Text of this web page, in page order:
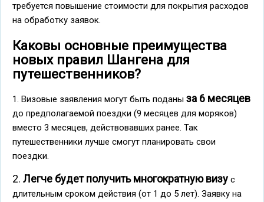
требуется повышение стоимости для покрытия расходов
на обработку заявок.
Каковы основные преимущества
новых правил Шангена для
путешественников?
1. Визовые заявления могут быть поданы за 6 месяцев
до предполагаемой поездки (9 месяцев для моряков)
вместо 3 месяцев, действовавших ранее. Так
путешественники лучше смогут планировать свои
поездки.
2. Легче будет получить многократную визу с
длительным сроком действия (от 1 до 5 лет). Заявку на